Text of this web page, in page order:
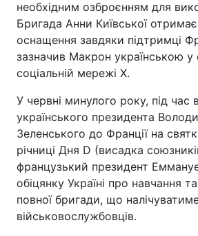
необхідним озброєнням для
Бригада Анни Київської
оснащення завдяки підтримці
зазначив Макрон українською у
соціальній мережі Х.
У червні минулого року, під час
українського президента
Зеленського до Франції на
річниці Дня D (висадка
французький президент
обіцянку Україні про навчання
повної бригади, що
військовослужбовців.